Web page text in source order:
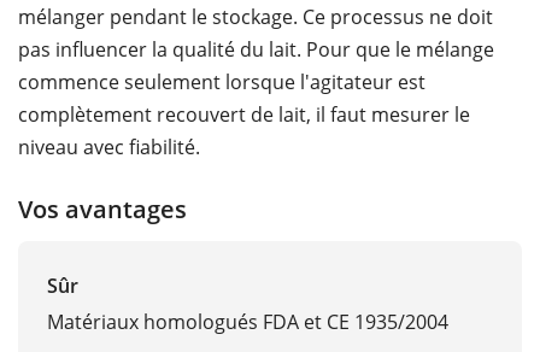
mélanger pendant le stockage. Ce processus ne doit
pas influencer la qualité du lait. Pour que le mélange
commence seulement lorsque l'agitateur est
complètement recouvert de lait, il faut mesurer le
niveau avec fiabilité.
Vos avantages
Sûr
Matériaux homologués FDA et CE 1935/2004